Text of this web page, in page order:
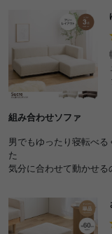
組み合わせソファ
男でもゆったり寝転べ
た
気分に合わせて動かせる